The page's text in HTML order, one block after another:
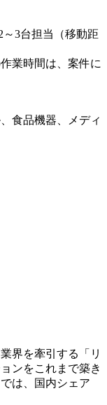
3台担当（移動距
業時間は、案件に
食品機器、メディ
界を牽引する「リ
ンをこれまで築き
は、国内シェア